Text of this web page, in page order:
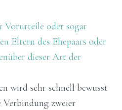
Vorurteile oder sogar
Eltern des Ehepaars oder
dieser Art der
wird sehr schnell bewusst
zweier